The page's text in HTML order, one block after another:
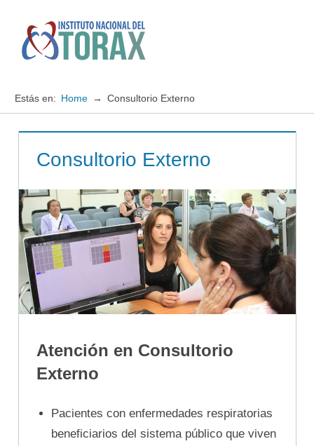
contenido
Instituto
del
Estás en: Home Consultorio Externo
Consultorio Externo
Atención en Consultorio
Externo
Pacientes con enfermedades respiratorias
beneficiarios del sistema público que viven